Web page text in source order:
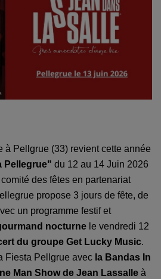
à Pellgrue (33) revient cette année
Pellegrue" du 12 au 14 Juin 2026
des fêtes en partenariat
propose 3 jours de fête, de
un programme festif et
nocturne le vendredi 12
du groupe Get Lucky Music.
Fiesta Pellgrue avec la Bandas In
Man Show de Jean Lassalle à